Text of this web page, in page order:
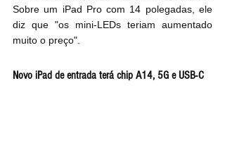
Sobre um iPad Pro com 14 polegadas, ele
diz que "os mini-LEDs teriam aumentado
muito o preço".
Novo iPad de entrada terá chip A14, 5G e USB-C